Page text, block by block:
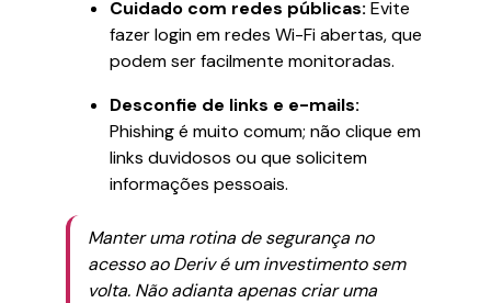
Cuidado com redes públicas: Evite
fazer login em redes Wi-Fi abertas, que
podem ser facilmente monitoradas.
Desconfie de links e e-mails:
Phishing é muito comum; não clique em
links duvidosos ou que solicitem
informações pessoais.
Manter uma rotina de segurança no
acesso ao Deriv é um investimento sem
volta. Não adianta apenas criar uma